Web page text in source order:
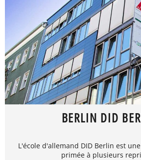
BERLIN DID
L'école d'allemand DID Berlin est
primée à plusieurs